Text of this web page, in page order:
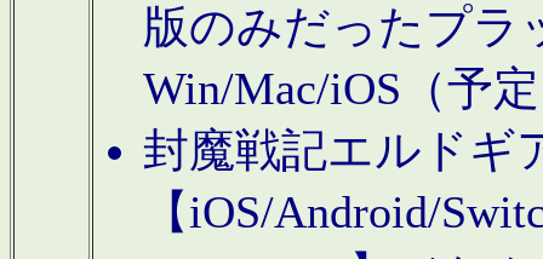
版のみだったプラ
Win/Mac/iOS（予
封魔戦記エルドギ
【iOS/Android/